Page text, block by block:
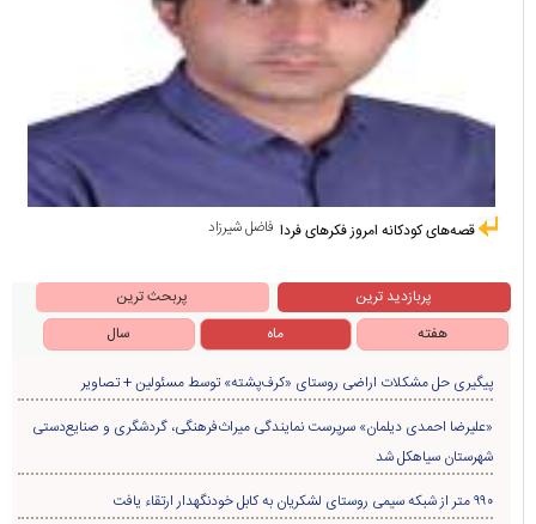
فاضل شیرزاد قصه‌های کودکانه امروز فکرهای فردا
پربازدید ترین
پربحث ترین
هفته
ماه سال
پیگیری حل مشکلات اراضی روستای «کرف‌پشته» توسط مسئولین + تصاویر
«علیرضا احمدی دیلمان» سرپرست نمایندگی میراث‌فرهنگی، گردشگری و صنایع‌دستی
شهرستان سیاهکل شد
۹۹۰ متر از شبکه سیمی روستای لشکریان به کابل خودنگهدار ارتقاء یافت